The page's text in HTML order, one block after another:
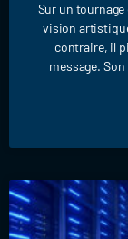
Sur un
vision
contraire, il
message.